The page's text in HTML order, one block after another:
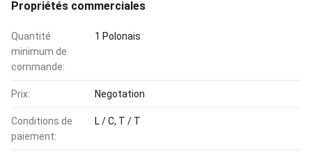
Propriétés commerciales
Quantité
minimum de
commande:
1 Polonais
Prix: Negotation
Conditions de
paiement:
L / C, T / T